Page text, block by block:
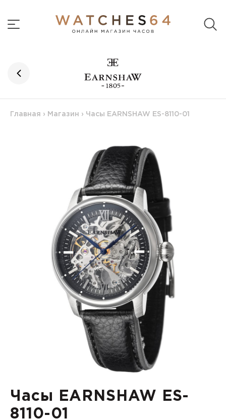
Главная › Магазин › Часы EARNSHAW ES-8110-01
Часы EARNSHAW ES-
8110-01